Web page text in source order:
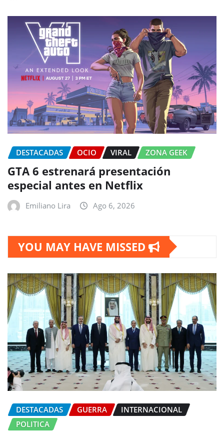
DESTACADAS OCIO VIRAL ZONA GEEK
GTA 6 estrenará presentación
especial antes en Netflix
Emiliano Lira Ago 6, 2026
YOU MAY HAVE MISSED
DESTACADAS GUERRA
INTERNACIONAL
POLITICA